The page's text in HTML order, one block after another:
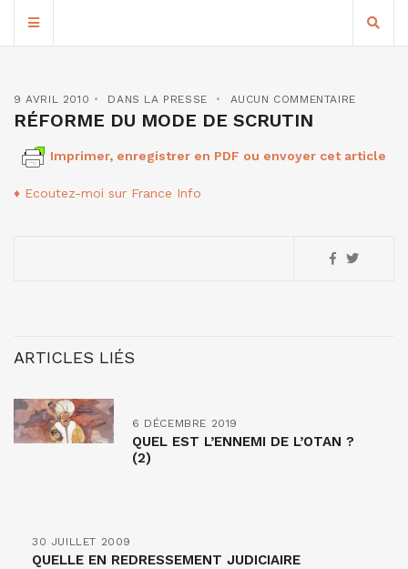
9 AVRIL 2010 DANS LA PRESSE AUCUN COMMENTAIRE
RÉFORME DU MODE DE SCRUTIN
Imprimer, enregistrer en PDF ou envoyer cet article
♦ Ecoutez-moi sur France Info
ARTICLES LIÉS
6 DÉCEMBRE 2019
QUEL EST L’ENNEMI DE L’OTAN ?
(2)
30 JUILLET 2009
QUELLE EN REDRESSEMENT JUDICIAIRE